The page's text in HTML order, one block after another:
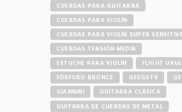
CUERDAS PARA GUITARRA
CUERDAS PARA VIOLÍN
CUERDAS PARA VIOLÍN SUPER SENSITIVE
CUERDAS TENSIÓN MEDIA
ESTUCHE PARA VIOLÍN
FLIGHT
FÓSFORO BRONCE
GEEGST9
GIANNINI
GUITARRA CLÁSICA
GUITARRA DE CUERDAS DE METAL